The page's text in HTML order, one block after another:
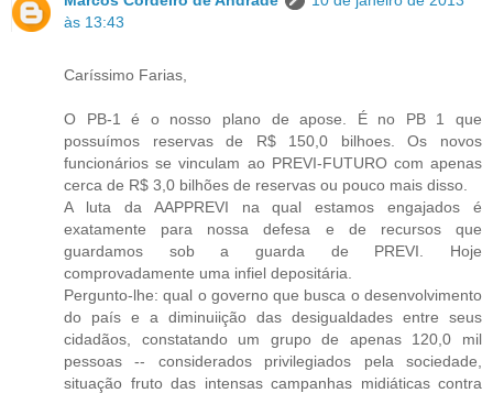
às 13:43
Caríssimo Farias,
O PB-1 é o nosso plano de apose. É no PB 1 que
possuímos reservas de R$ 150,0 bilhoes. Os novos
funcionários se vinculam ao PREVI-FUTURO com apenas
cerca de R$ 3,0 bilhões de reservas ou pouco mais disso.
A luta da AAPPREVI na qual estamos engajados é
exatamente para nossa defesa e de recursos que
guardamos sob a guarda de PREVI. Hoje
comprovadamente uma infiel depositária.
Pergunto-lhe: qual o governo que busca o desenvolvimento
do país e a diminuiição das desigualdades entre seus
cidadãos, constatando um grupo de apenas 120,0 mil
pessoas -- considerados privilegiados pela sociedade,
situação fruto das intensas campanhas midiáticas contra